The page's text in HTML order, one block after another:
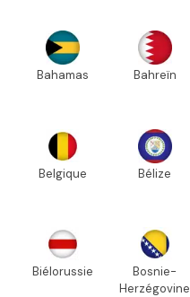
Bahamas Bahreïn
Belgique Bélize
Biélorussie
Bosnie-
Herzégovine